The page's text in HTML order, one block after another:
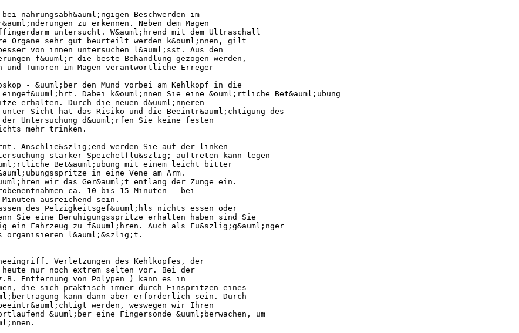
nahrungsabh&auml;ngigen Beschwerden im
zu erkennen. Neben dem Magen
untersucht. W&auml;hrend mit dem Ultraschall
Organe sehr gut beurteilt werden k&ouml;nnen, gilt
von innen untersuchen l&auml;sst. Aus den
f&uuml;r die beste Behandlung gezogen werden,
Tumoren im Magen verantwortliche Erreger
- &uuml;ber den Mund vorbei am Kehlkopf in die
Dabei k&ouml;nnen Sie eine &ouml;rtliche Bet&auml;ubung
erhalten. Durch die neuen d&uuml;nneren
Sicht hat das Risiko und die Beeintr&auml;chtigung des
Untersuchung d&uuml;rfen Sie keine festen
mehr trinken.
Anschlie&szlig;end werden Sie auf der linken
starker Speichelflu&szlig; auftreten kann legen
Bet&auml;ubung mit einem leicht bitter
in eine Vene am Arm.
wir das Ger&auml;t entlang der Zunge ein.
ca. 10 bis 15 Minuten - bei
ausreichend sein.
des Pelzigkeitsgef&uuml;hls nichts essen oder
Sie eine Beruhigungsspritze erhalten haben sind Sie
ein Fahrzeug zu f&uuml;hren. Auch als Fu&szlig;g&auml;nger
organisieren l&auml;&szlig;t.
Verletzungen des Kehlkopfes, der
heute nur noch extrem selten vor. Bei der
z.B. Entfernung von Polypen ) kann es in
die sich praktisch immer durch Einspritzen eines
kann dann aber erforderlich sein. Durch
werden, weswegen wir Ihren
&uuml;ber eine Fingersonde &uuml;berwachen, um